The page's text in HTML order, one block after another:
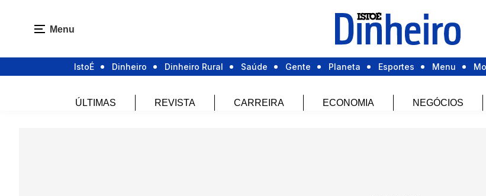
Menu
IstoÉ Dinheiro Dinheiro Rural Saúde Gente Planeta Esportes Menu
ÚLTIMAS REVISTA CARREIRA ECONOMIA NEGÓCIOS